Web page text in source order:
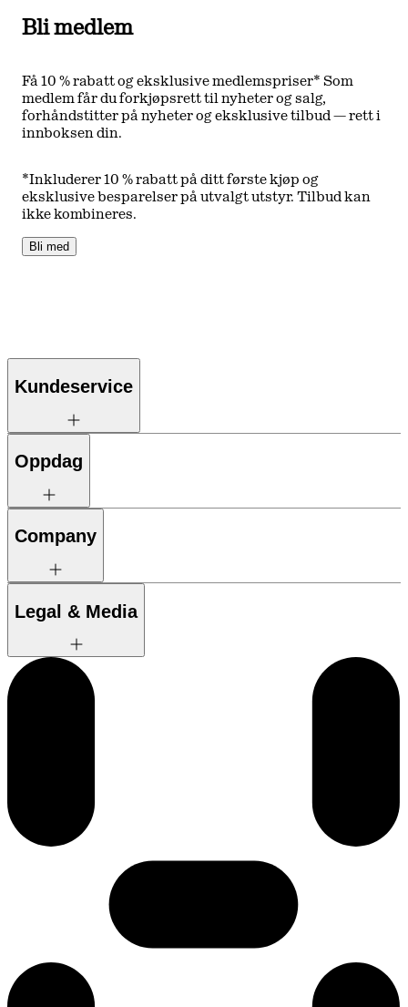
Bli medlem
Få 10 % rabatt og eksklusive medlemspriser* Som
medlem får du forkjøpsrett til nyheter og salg,
forhåndstitter på nyheter og eksklusive tilbud — rett i
innboksen din.
*Inkluderer 10 % rabatt på ditt første kjøp og
eksklusive besparelser på utvalgt utstyr. Tilbud kan
ikke kombineres.
Bli med
Kundeservice
Oppdag
Company
Legal & Media